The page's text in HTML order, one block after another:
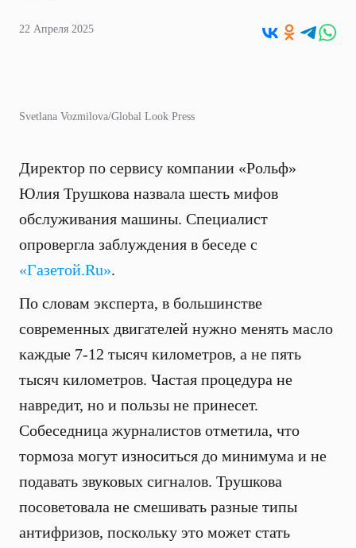
22 Апреля 2025
Svetlana Vozmilova/Global Look Press
Директор по сервису компании «Рольф»
Юлия Трушкова назвала шесть мифов
обслуживания машины. Специалист
опровергла заблуждения в беседе с
«Газетой.Ru».
По словам эксперта, в большинстве
современных двигателей нужно менять масло
каждые 7-12 тысяч километров, а не пять
тысяч километров. Частая процедура не
навредит, но и пользы не принесет.
Собеседница журналистов отметила, что
тормоза могут износиться до минимума и не
подавать звуковых сигналов. Трушкова
посоветовала не смешивать разные типы
антифризов, поскольку это может стать